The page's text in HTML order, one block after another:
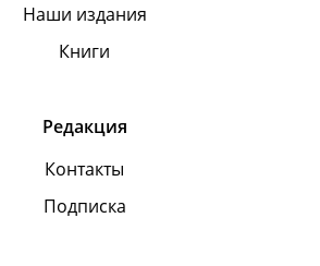
Наши издания
Книги
Редакция
Контакты
Подписка